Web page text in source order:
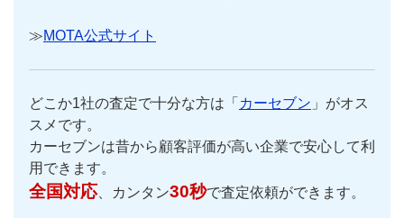
≫MOTA公式サイト
どこか1社の査定で十分な方は「 カーセブン 」がオス
スメです。
カーセブンは昔から顧客評価が高い企業で安心して利
用できます。
全国対応、カンタン30秒で査定依頼ができます。